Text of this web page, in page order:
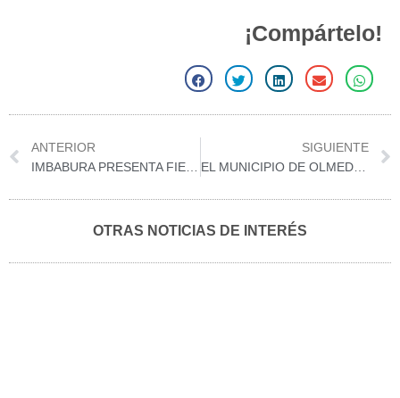
¡Compártelo!
S
a
a
S
a
w
S
a
S
a
S
a
Prev
ANTERIOR
IMBABURA PRESENTA FIESTAS TRADICIONALES
SIGUIENTE
EL MUNICIPIO DE OLMEDO FIRMÓ EL CONVENIO PARA EL FINANCIAMIENTO DEL PROGRAMA PROSANEAMIENTO
OTRAS NOTICIAS DE INTERÉS